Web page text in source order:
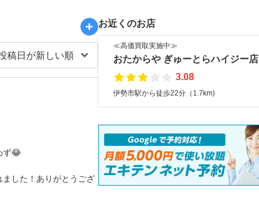
ず😂
した！ありがとうござ
お近くのお店
≪高価買取実施中≫
おたからや ぎゅーとらハイジー店
3.08
伊勢市駅から徒歩22分（1.7km)